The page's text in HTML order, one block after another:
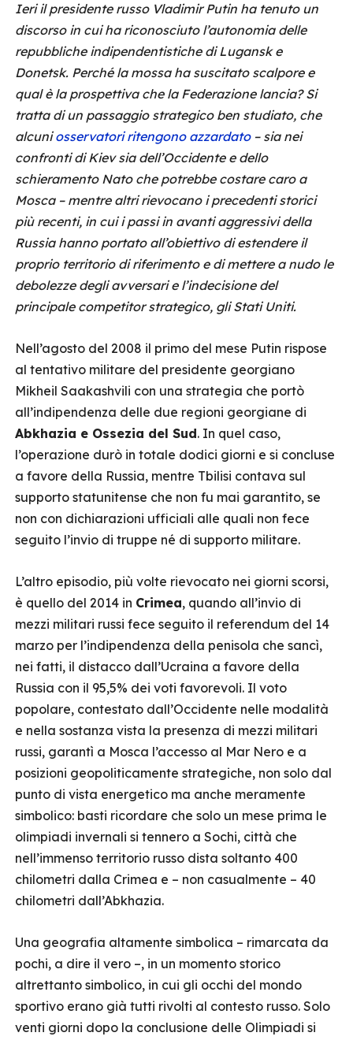
Ieri il presidente russo Vladimir Putin ha tenuto un
discorso in cui ha riconosciuto l’autonomia delle
repubbliche indipendentistiche di Lugansk e
Donetsk. Perché la mossa ha suscitato scalpore e
qual è la prospettiva che la Federazione lancia? Si
tratta di un passaggio strategico ben studiato, che
alcuniosservatori ritengono azzardato– sia nei
confronti di Kiev sia dell’Occidente e dello
schieramento Nato che potrebbe costare caro a
Mosca – mentre altri rievocano i precedenti storici
più recenti, in cui i passi in avanti aggressivi della
Russia hanno portato all’obiettivo di estendere il
proprio territorio di riferimento e di mettere a nudo le
debolezze degli avversari e l’indecisione del
principale competitor strategico, gli Stati Uniti.
Nell’agosto del 2008 il primo del mese Putin rispose
al tentativo militare del presidente georgiano
Mikheil Saakashvili con una strategia che portò
all’indipendenza delle due regioni georgiane di
Abkhazia e Ossezia del Sud. In quel caso,
l’operazione durò in totale dodici giorni e si concluse
a favore della Russia, mentre Tbilisi contava sul
supporto statunitense che non fu mai garantito, se
non con dichiarazioni ufficiali alle quali non fece
seguito l’invio di truppe né di supporto militare.
L’altro episodio, più volte rievocato nei giorni scorsi,
è quello del 2014 in Crimea, quando all’invio di
mezzi militari russi fece seguito il referendum del 14
marzo per l’indipendenza della penisola che sancì,
nei fatti, il distacco dall’Ucraina a favore della
Russia con il 95,5% dei voti favorevoli. Il voto
popolare, contestato dall’Occidente nelle modalità
e nella sostanza vista la presenza di mezzi militari
russi, garantì a Mosca l’accesso al Mar Nero e a
posizioni geopoliticamente strategiche, non solo dal
punto di vista energetico ma anche meramente
simbolico: basti ricordare che solo un mese prima le
olimpiadi invernali si tennero a Sochi, città che
nell’immenso territorio russo dista soltanto 400
chilometri dalla Crimea e – non casualmente – 40
chilometri dall’Abkhazia.
Una geografia altamente simbolica – rimarcata da
pochi, a dire il vero –, in un momento storico
altrettanto simbolico, in cui gli occhi del mondo
sportivo erano già tutti rivolti al contesto russo. Solo
venti giorni dopo la conclusione delle Olimpiadi si